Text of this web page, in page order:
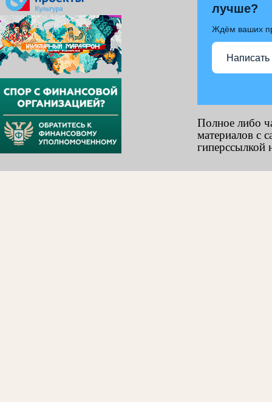
лучше?
Ждём ваших
Написать
Полное либо
материалов с
гиперссылкой